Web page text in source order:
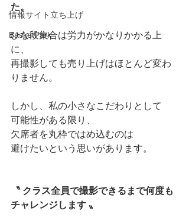
情報サイト立ち上げ
BasketPark
た。
ひな段集合は労力がかなりかかる上
に、
再撮影しても売り上げはほとんど変わ
りません。
しかし、私の小さなこだわりとして
可能性がある限り、
欠席者を丸枠ではめ込むのは
避けたいという思いがあります。
〝 クラス全員で撮影できるまで何度も
チャレンジします 〟